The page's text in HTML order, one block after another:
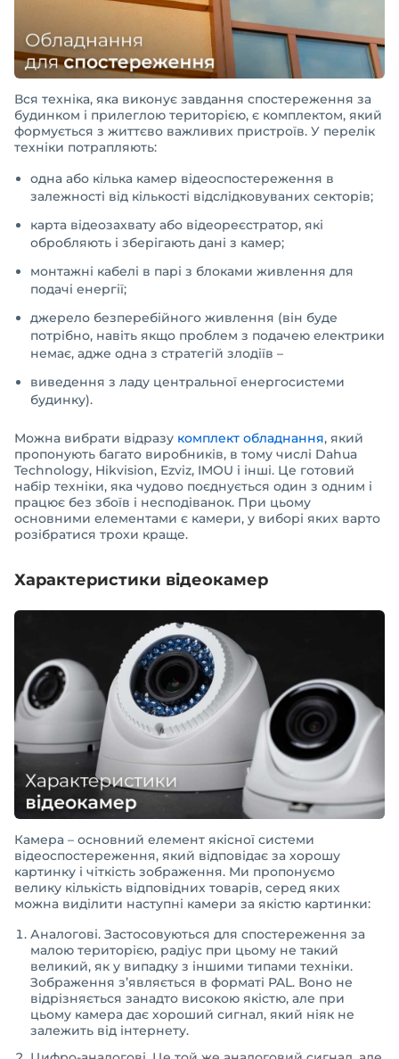
Вся техніка, яка виконує завдання спостереження за
будинком і прилеглою територією, є комплектом, який
формується з життєво важливих пристроїв. У перелік
техніки потрапляють:
одна або кілька камер відеоспостереження в
залежності від кількості відслідковуваних секторів;
карта відеозахвату або відеореєстратор, які
обробляють і зберігають дані з камер;
монтажні кабелі в парі з блоками живлення для
подачі енергії;
джерело безперебійного живлення (він буде
потрібно, навіть якщо проблем з подачею електрики
немає, адже одна з стратегій злодіїв –
виведення з ладу центральної енергосистеми
будинку).
Можна вибрати відразу комплект обладнання, який
пропонують багато виробників, в тому числі Dahua
Technology, Hikvision, Ezviz, IMOU і інші. Це готовий
набір техніки, яка чудово поєднується один з одним і
працює без збоїв і несподіванок. При цьому
основними елементами є камери, у виборі яких варто
розібратися трохи краще.
Характеристики відеокамер
Камера – основний елемент якісної системи
відеоспостереження, який відповідає за хорошу
картинку і чіткість зображення. Ми пропонуємо
велику кількість відповідних товарів, серед яких
можна виділити наступні камери за якістю картинки:
Аналогові. Застосовуються для спостереження за
малою територією, радіус при цьому не такий
великий, як у випадку з іншими типами техніки.
Зображення з’являється в форматі PAL. Воно не
відрізняється занадто високою якістю, але при
цьому камера дає хороший сигнал, який ніяк не
залежить від інтернету.